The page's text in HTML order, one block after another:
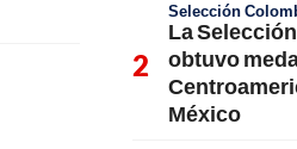
Selección
La
obtuvo
México